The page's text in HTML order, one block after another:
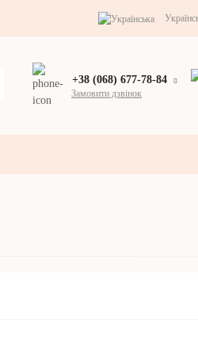
+38 (068) 677-78-84
Замовити дзвінок